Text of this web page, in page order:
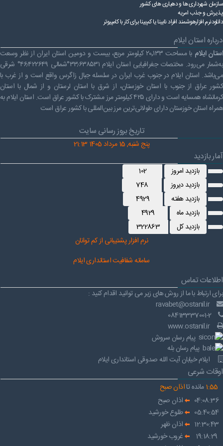
سازمان شهرداری ها و دهیاری های کشور
پذیرش و جذب امریه
دانلودنرم افزارهوشمند افراد نابینا یا کم‌بینا برای کار با کامپیوتر
درباره استان ایلام
استان ایلام
با مساحت ۲۰٬۱۳۳ کیلومتر مربع، بیست و دومین استان ایران از نظر وسعت
به‌شمار می‌رود. مختصات جغرافیایی استان ایلام ۳۳٫۶۳۸۵۳۱°شمالی ۴۶٫۴۲۲۶۴۹° شرقی
می‌باشد. استان ایلام در جنوب غرب ایران در سلسله جبال زاگرس واقع است و از غرب با
کشور عراق از جنوب با استان خوزستان، از شرق با استان لرستان و از شمال با استان
کرمانشاه همسایه است و دارای ۴۲۵ کیلومتر مرز مشترک با کشور عراق است. استان ایلام به
همراه استان خوزستان دارای طولانی‌ترین مرز بین‌المللی با کشور عراق است
تاریخ بروز رسانی سایت
پنج شنبه, 15 مرداد 1405 21:13
آمار بازدید
بازدید امروز
102
بازدید دیروز
748
بازدید هفته
4929
بازدید ماه
4929
بازدید کل
322863
نرم افزار پشتیبانی از کم توانان
سامانه شفافیت استانداری ایلام
اطلاعات تماس
برای ارتباط با ما از روش های زیر می توانید اقدام کنید :
ravabet@ostanil.ir
www.ostanil.ir
پیام رسان سروش
پیام رسان بله
ایلام خیابان آیت الله صدوقی استانداری ایلام
اوقات شرعی
1:55 مانده تااذان صبح
04:08:36
اذان صبح
05:40:54
طلوع خورشید
12:30:43
اذان ظهر
19:18:29
غروب خورشید